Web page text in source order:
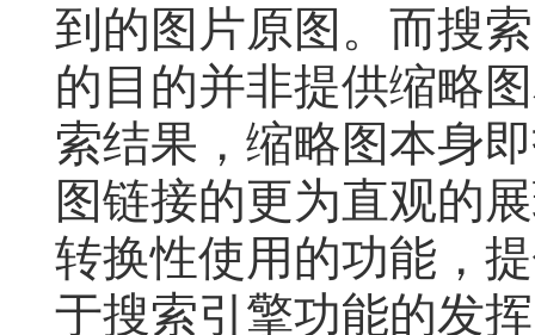
到的图片原图。而搜
的目的并非提供缩略
索结果，缩略图本身
图链接的更为直观的
转换性使用的功能，
于搜索引擎功能的发